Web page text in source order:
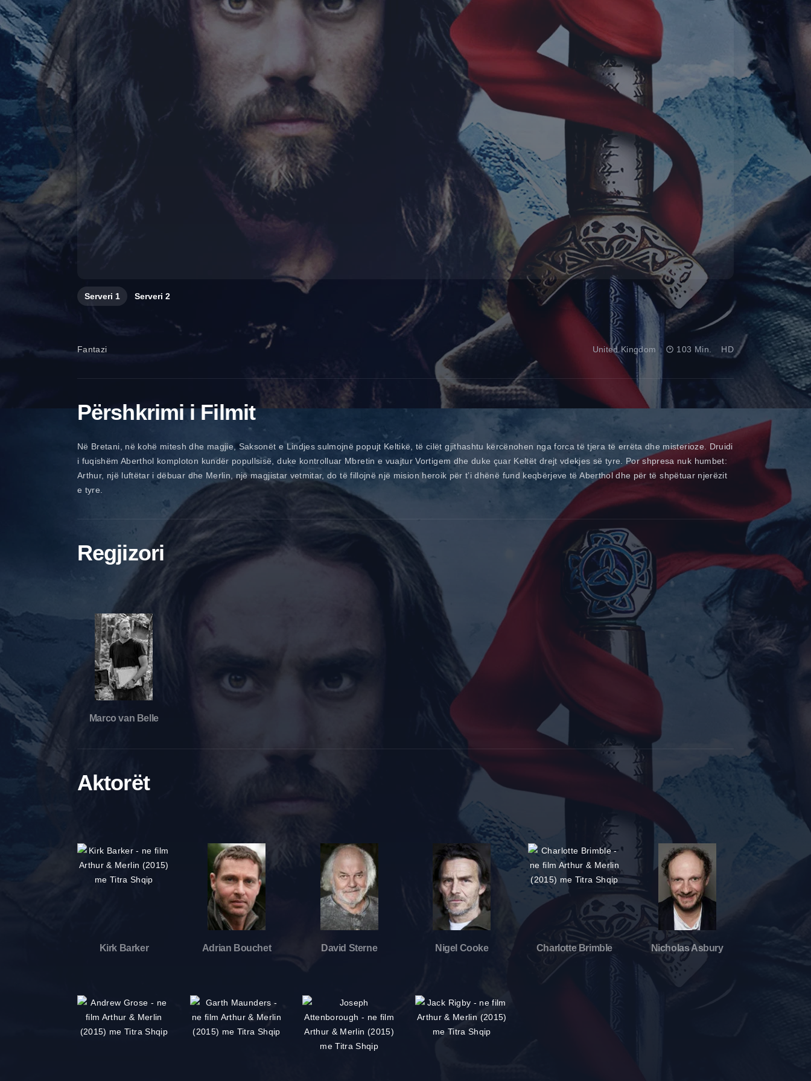
Serveri 1 Serveri 2
Fantazi United Kingdom 103 Min. HD
Përshkrimi i Filmit
Në Bretani, në kohë mitesh dhe magjie, Saksonët e Lindjes sulmojnë popujt Keltikë, të cilët gjithashtu kërcënohen nga forca të tjera të errëta dhe misterioze. Druidi
i fuqishëm Aberthol komploton kundër popullsisë, duke kontrolluar Mbretin e vuajtur Vortigem dhe duke çuar Keltët drejt vdekjes së tyre. Por shpresa nuk humbet:
Arthur, një luftëtar i dëbuar dhe Merlin, një magjistar vetmitar, do të fillojnë një mision heroik për t’i dhënë fund keqbërjeve të Aberthol dhe për të shpëtuar njerëzit
e tyre.
Regjizori
Marco van Belle
Aktorët
Kirk Barker Adrian Bouchet David Sterne Nigel Cooke Charlotte Brimble Nicholas Asbury